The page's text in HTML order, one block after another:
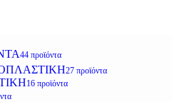
44 προϊόντα
27 προϊόντα
16 προϊόντα